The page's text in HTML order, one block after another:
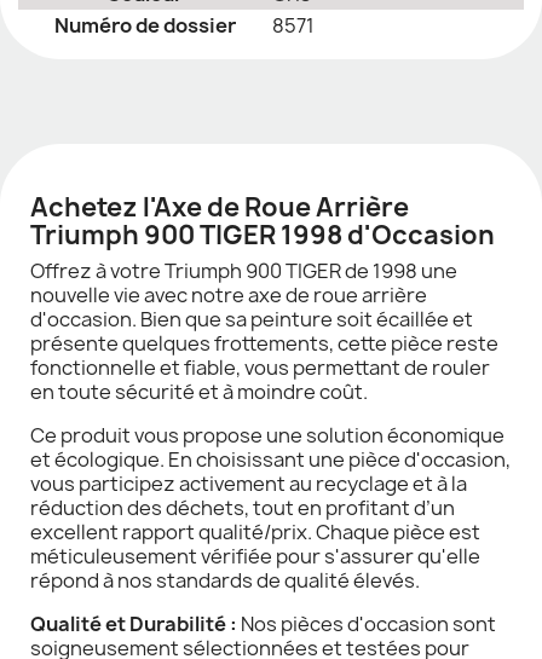
Numéro de dossier
8571
Achetez l'Axe de Roue Arrière
Triumph 900 TIGER 1998 d'Occasion
Offrez à votre Triumph 900 TIGER de 1998 une
nouvelle vie avec notre axe de roue arrière
d'occasion. Bien que sa peinture soit écaillée et
présente quelques frottements, cette pièce reste
fonctionnelle et fiable, vous permettant de rouler
en toute sécurité et à moindre coût.
Ce produit vous propose une solution économique
et écologique. En choisissant une pièce d'occasion,
vous participez activement au recyclage et à la
réduction des déchets, tout en profitant d’un
excellent rapport qualité/prix. Chaque pièce est
méticuleusement vérifiée pour s'assurer qu'elle
répond à nos standards de qualité élevés.
Qualité et Durabilité : Nos pièces d'occasion sont
soigneusement sélectionnées et testées pour